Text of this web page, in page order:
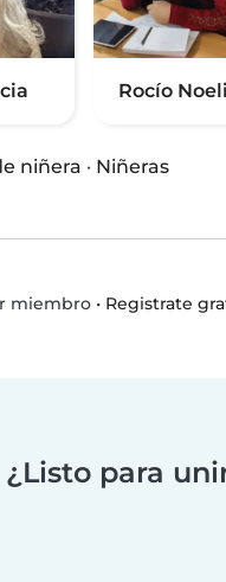
Rocío
niñera · Niñeras
miembro• Registrate
¿Listo para